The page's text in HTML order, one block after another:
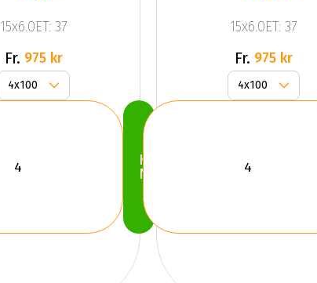
15x6.0ET: 37
Fr. 975 kr
Köp
Nu
15x6.0ET: 37
Fr. 975 kr